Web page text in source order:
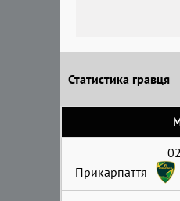
Статистика гравця
Прикарпаття